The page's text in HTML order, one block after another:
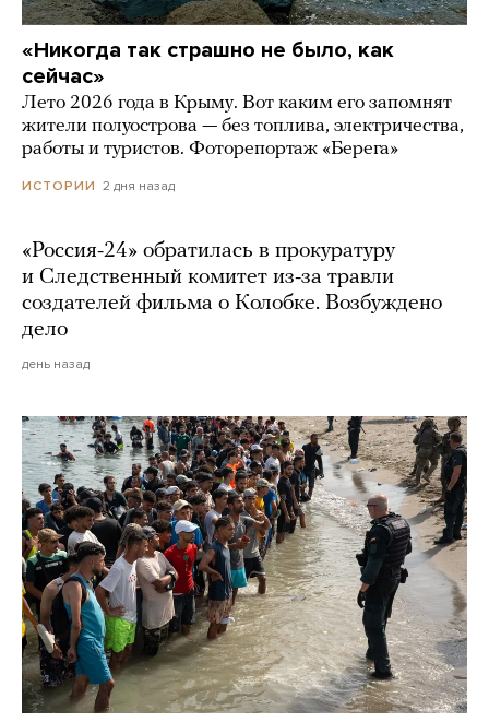
«Никогда так страшно не было, как
сейчас»
Лето 2026 года в Крыму. Вот каким его запомнят
жители полуострова — без топлива, электричества,
работы и туристов. Фоторепортаж «Берега»
ИСТОРИИ 2 дня назад
«Россия-24» обратилась в прокуратуру
и Следственный комитет из-за травли
создателей фильма о Колобке. Возбуждено
дело
день назад